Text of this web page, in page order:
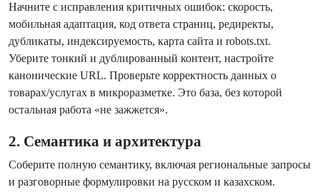
Начните с исправления критичных ошибок: скорость,
мобильная адаптация, код ответа страниц, редиректы,
дубликаты, индексируемость, карта сайта и robots.txt.
Уберите тонкий и дублированный контент, настройте
канонические URL. Проверьте корректность данных о
товарах/услугах в микроразметке. Это база, без которой
остальная работа «не зажжется».
2. Семантика и архитектура
Соберите полную семантику, включая региональные запросы
и разговорные формулировки на русском и казахском.